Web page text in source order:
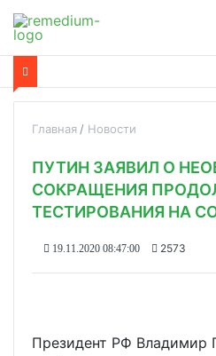
Главная Новости
ПУТИН ЗАЯВИЛ О
СОКРАЩЕНИЯ
ТЕСТИРОВАНИЯ НА
19.11.2020 08:47:00 2573
Президент РФ Владимир